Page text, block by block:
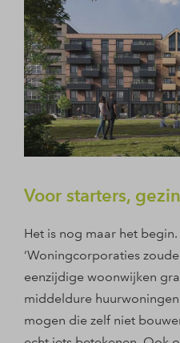
Voor starters,
Het is nog maar het
‘Woningcorporaties
eenzijdige woonwijken
middeldure
mogen die zelf niet